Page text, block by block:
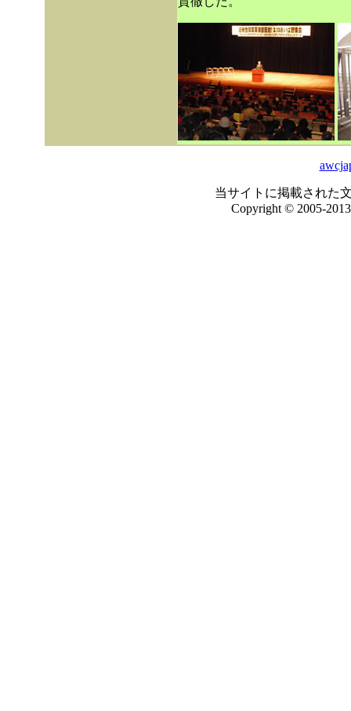
当サイトに掲載された
Copyright © 2005-